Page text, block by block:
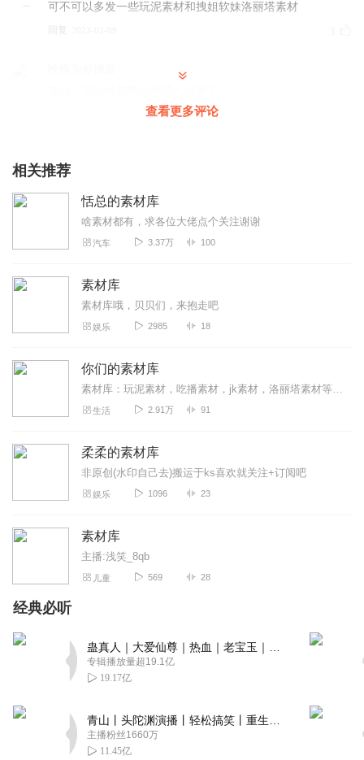
可不可以多发一些玩泥素材和拽姐软妹洛丽塔素材
回复
绝对的，我太喜欢了❤️
2024-09-23
查看更多评论
相关推荐
恬总的素材库
啥素材都有，求各位大佬点个关注谢谢
汽车 3.37万 100
素材库
素材库哦，贝贝们，来抱走吧
娱乐 2985 18
你们的素材库
素材库：玩泥素材，吃播素材，jk素材，洛丽塔素材等望好评订阅，谢谢
生活 2.91万 91
柔柔的素材库
非原创(水印自己去)搬运于ks喜欢就关注+订阅吧
娱乐 1096 23
素材库
主播:浅笑_8qb
儿童 569 28
经典必听
专辑播放量超19.1亿
19.17亿
主播粉丝1660万
11.45亿